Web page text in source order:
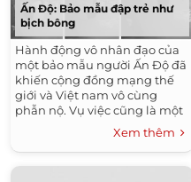
Ấn Độ: Bảo mẫu đập trẻ như
bịch bông
Hành động vô nhân đạo của
một bảo mẫu người Ấn Độ đã
khiến cộng đồng mạng thế
giới và Việt nam vô cùng
phẫn nộ. Vụ việc cũng là một
tiếng chuông cảnh tỉnh cho
Xem thêm